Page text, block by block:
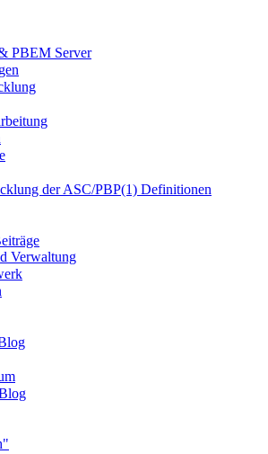
PBEM Server
der ASC/PBP(1) Definitionen
Verwaltung